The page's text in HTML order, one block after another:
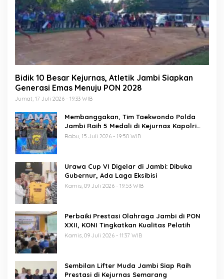
Bidik 10 Besar Kejurnas, Atletik Jambi Siapkan
Generasi Emas Menuju PON 2028
Jumat, 17 Juli 2026 - 19:33 WIB
Membanggakan, Tim Taekwondo Polda
Jambi Raih 5 Medali di Kejurnas Kapolri
Cup 7
Rabu, 15 Juli 2026 - 19:50 WIB
Urawa Cup VI Digelar di Jambi: Dibuka
Gubernur, Ada Laga Eksibisi
Kamis, 09 Juli 2026 - 19:53 WIB
Perbaiki Prestasi Olahraga Jambi di PON
XXII, KONI Tingkatkan Kualitas Pelatih
Kamis, 09 Juli 2026 - 11:37 WIB
Sembilan Lifter Muda Jambi Siap Raih
Prestasi di Kejurnas Semarang